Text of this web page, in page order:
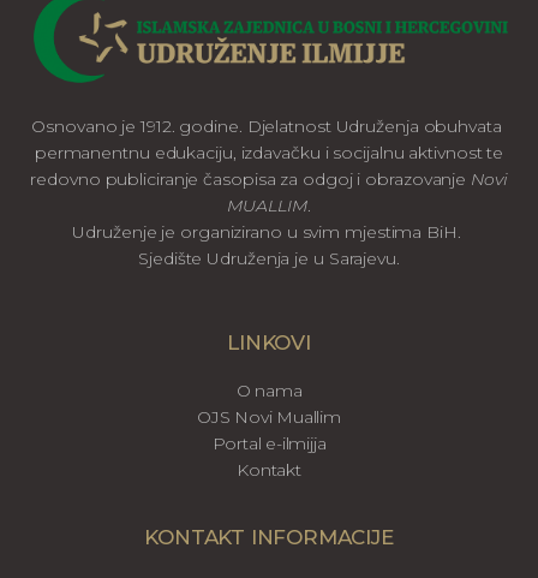
Osnovano je 1912. godine. Djelatnost Udruženja obuhvata
permanentnu edukaciju, izdavačku i socijalnu aktivnost te
redovno publiciranje časopisa za odgoj i obrazovanje Novi
MUALLIM.
Udruženje je organizirano u svim mjestima BiH.
Sjedište Udruženja je u Sarajevu.
LINKOVI
O nama
OJS Novi Muallim
Portal e-ilmijja
Kontakt
KONTAKT INFORMACIJE